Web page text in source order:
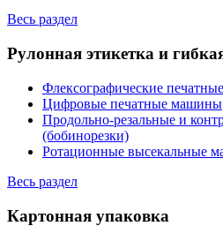
Весь раздел
Рулонная этикетка и
Флексографические
Цифровые печатные машины
Продольно-резальные и
(бобинорезки)
Ротационные высекальные
Весь раздел
Картонная упаковка